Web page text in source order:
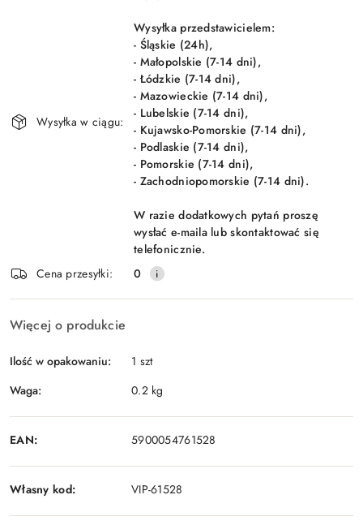
Wyślij
Wysyłka w ciągu:
Wysyłka przedstawicielem:
- Śląskie (24h),
- Małopolskie (7-14 dni),
- Łódzkie (7-14 dni),
- Mazowieckie (7-14 dni),
- Lubelskie (7-14 dni),
- Kujawsko-Pomorskie (7-14 dni),
- Podlaskie (7-14 dni),
- Pomorskie (7-14 dni),
- Zachodniopomorskie (7-14 dni).
W razie dodatkowych pytań proszę
wysłać e-maila lub skontaktować się
telefonicznie.
Cena przesyłki:
0
Więcej o produkcie
Ilość w opakowaniu:
1 szt
Waga:
0.2 kg
EAN: 5900054761528
Własny kod: VIP-61528